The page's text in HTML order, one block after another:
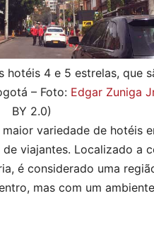
hotéis 4 e 5 estrelas, que
– Foto: Edgar Zuniga
BY 2.0)
variedade de hotéis
viajantes. Localizado a
é considerado uma
mas com um